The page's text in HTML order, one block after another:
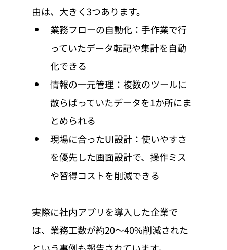
由は、大きく3つあります。
業務フローの自動化：手作業で行
っていたデータ転記や集計を自動
化できる
情報の一元管理：複数のツールに
散らばっていたデータを1か所にま
とめられる
現場に合ったUI設計：使いやすさ
を優先した画面設計で、操作ミス
や習得コストを削減できる
実際に社内アプリを導入した企業で
は、業務工数が約20〜40%削減された